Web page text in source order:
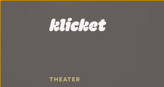
THEATER